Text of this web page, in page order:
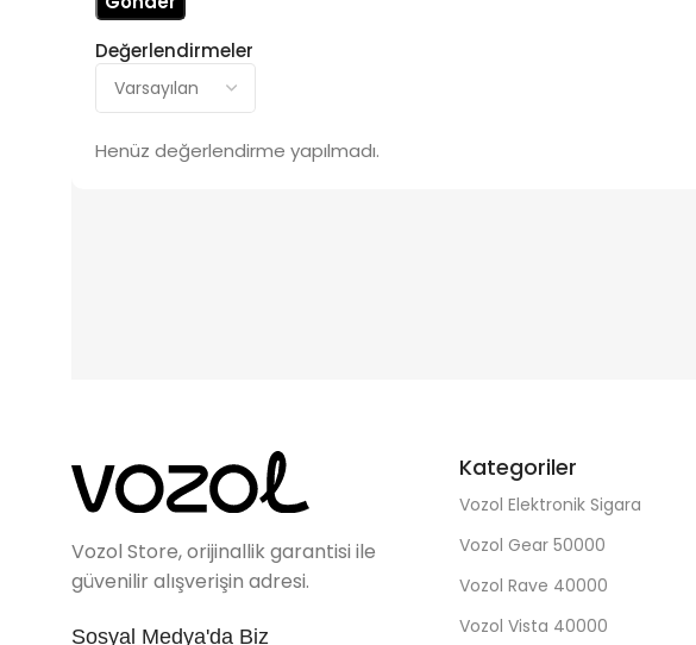
Değerlendirmeler
Henüz değerlendirme yapılmadı.
Vozol Store, orijinallik garantisi ile
güvenilir alışverişin adresi.
Sosyal Medya'da Biz
Kategoriler
Vozol Elektronik Sigara
Vozol Gear 50000
Vozol Rave 40000
Vozol Vista 40000